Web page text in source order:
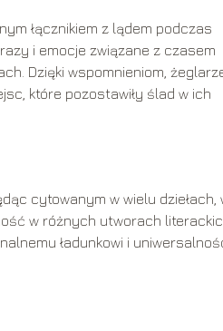
łącznikiem z lądem podczas
i emocje związane z czasem
Dzięki wspomnieniom,
które pozostawiły ślad w ich
cytowanym w wielu dziełach,
w różnych utworach
ładunkowi i